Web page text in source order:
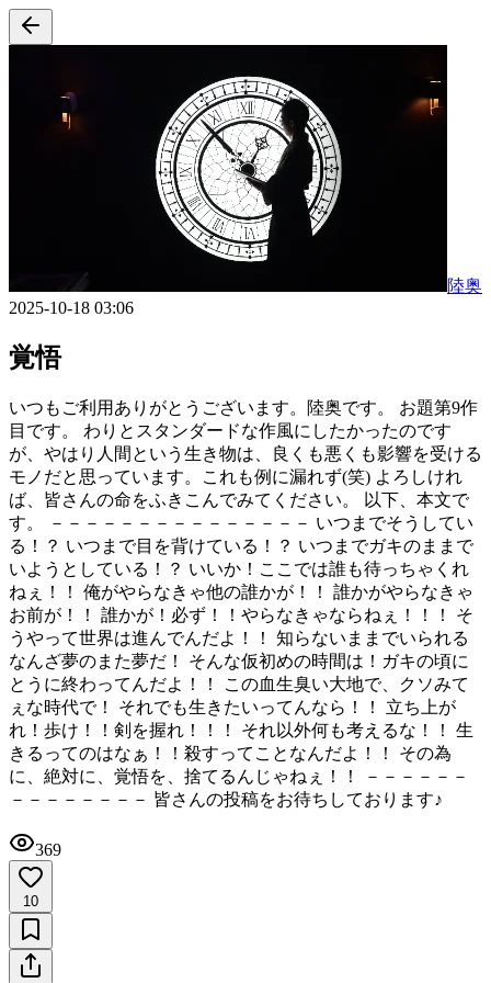
陸奥
2025-10-18 03:06
覚悟
いつもご利用ありがとうございます。陸奥です。 お題第9作
目です。 わりとスタンダードな作風にしたかったのです
が、やはり人間という生き物は、良くも悪くも影響を受ける
モノだと思っています。これも例に漏れず(笑) よろしけれ
ば、皆さんの命をふきこんでみてください。 以下、本文で
す。 －－－－－－－－－－－－－－－ いつまでそうしてい
る！？ いつまで目を背けている！？ いつまでガキのままで
いようとしている！？ いいか！ここでは誰も待っちゃくれ
ねぇ！！ 俺がやらなきゃ他の誰かが！！ 誰かがやらなきゃ
お前が！！ 誰かが！必ず！！やらなきゃならねぇ！！！ そ
うやって世界は進んでんだよ！！ 知らないままでいられる
なんざ夢のまた夢だ！ そんな仮初めの時間は！ガキの頃に
とうに終わってんだよ！！ この血生臭い大地で、クソみて
ぇな時代で！ それでも生きたいってんなら！！ 立ち上が
れ！歩け！！剣を握れ！！！ それ以外何も考えるな！！ 生
きるってのはなぁ！！殺すってことなんだよ！！ その為
に、絶対に、覚悟を、捨てるんじゃねぇ！！ －－－－－－
－－－－－－－－ 皆さんの投稿をお待ちしております♪
369
10